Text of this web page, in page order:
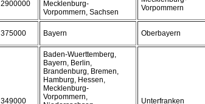
2900000
Mecklenburg-
Vorpommern, Sachsen
Vorpommern
375000 Bayern Oberbayern
349000
Baden-Wuerttemberg,
Bayern, Berlin,
Brandenburg, Bremen,
Hamburg, Hessen,
Mecklenburg-
Vorpommern,
Unterfranken